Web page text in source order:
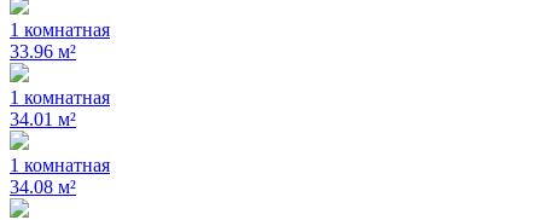
1 комнатная
33.96 м²
1 комнатная
34.01 м²
1 комнатная
34.08 м²